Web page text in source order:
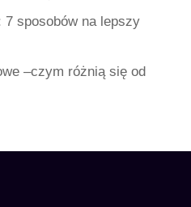
sposobów na lepszy
–czym różnią się od